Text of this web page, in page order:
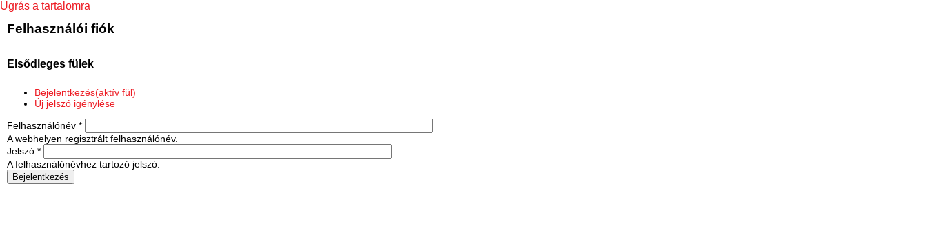
Ugrás a tartalomra
Felhasználói fiók
Elsődleges fülek
Bejelentkezés(aktív fül)
Új jelszó igénylése
Felhasználónév *
A webhelyen regisztrált felhasználónév.
Jelszó *
A felhasználónévhez tartozó jelszó.